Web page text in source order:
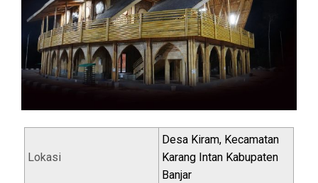
Lokasi
Desa Kiram, Kecamatan
Karang Intan Kabupaten
Banjar